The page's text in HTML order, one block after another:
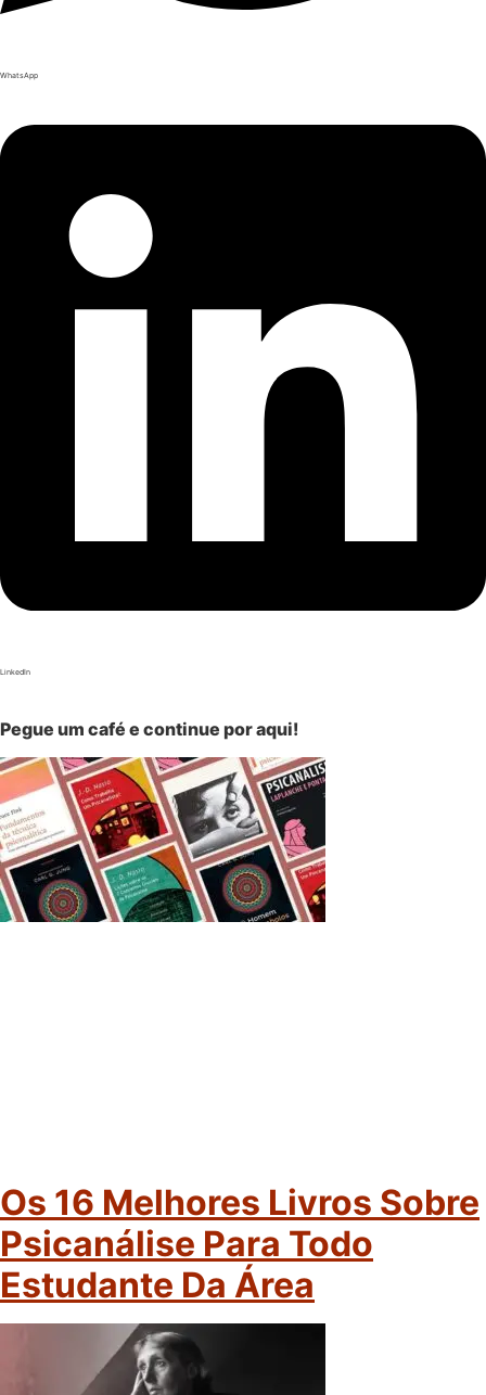
WhatsApp
LinkedIn
Pegue um café e continue por aqui!
Os 16 Melhores Livros Sobre
Psicanálise Para Todo
Estudante Da Área